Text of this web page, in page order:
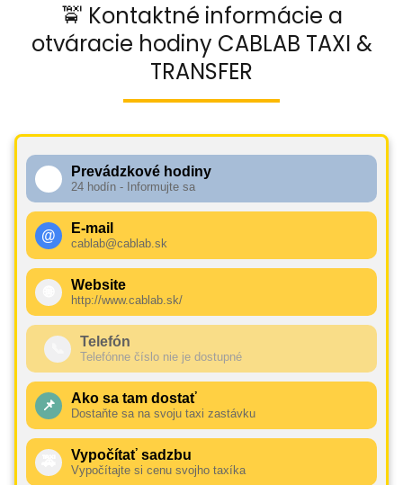
🚖 Kontaktné informácie a
otváracie hodiny CABLAB TAXI &
TRANSFER
Prevádzkové hodiny
24 hodín - Informujte sa
@ E-mail
cablab@cablab.sk
Website
http://www.cablab.sk/
Telefón
Telefónne číslo nie je dostupné
📌 Ako sa tam dostať
Dostaňte sa na svoju taxi zastávku
Vypočítať sadzbu
Vypočítajte si cenu svojho taxíka